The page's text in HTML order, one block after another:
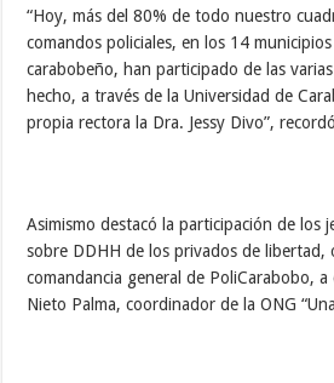
“Hoy, más del 80% de todo nuestro
comandos policiales, en los 14
carabobeño, han participado de las
hecho, a través de la Universidad de
propia rectora la Dra. Jessy Divo”,
Asimismo destacó la participación de los
sobre DDHH de los privados de libertad,
comandancia general de PoliCarabobo,
Nieto Palma, coordinador de la ONG